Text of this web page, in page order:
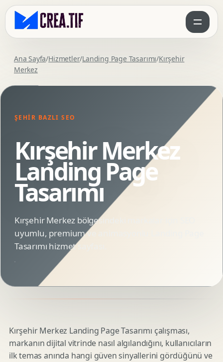
Ana Sayfa/Hizmetler/Landing Page Tasarımı/Kırşehir
Merkez
ŞEHIR BAZLI SEO
Kırşehir Merkez
Landing Page
Tasarımı
Kırşehir Merkez bölgesindeki markalar için SEO
uyumlu, premium ve animasyonlu Landing Page
Tasarımı hizmet sayfası.
Kırşehir Merkez Landing Page Tasarımı çalışması,
markanın dijital vitrinde nasıl algılandığını, kullanıcıların
ilk temas anında hangi güven sinyallerini gördüğünü ve